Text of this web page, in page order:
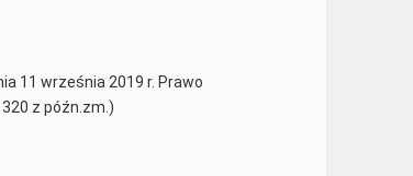
11 września 2019 r. Prawo
z późn.zm.)